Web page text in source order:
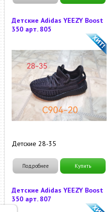
Детские Adidas YEEZY Boost
350 арт. 805
Детские 28-35
Подробнее Купить
Детские Adidas YEEZY Boost
350 арт. 807